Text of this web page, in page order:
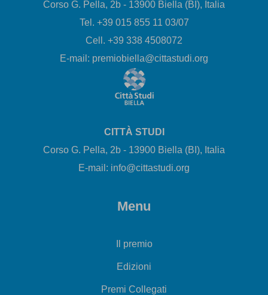
Corso G. Pella, 2b - 13900 Biella (BI), Italia
Tel. +39 015 855 11 03/07
Cell. +39 338 4508072
E-mail: premiobiella@cittastudi.org
CITTÀ STUDI
Corso G. Pella, 2b - 13900 Biella (BI), Italia
E-mail: info@cittastudi.org
Menu
Il premio
Edizioni
Premi Collegati